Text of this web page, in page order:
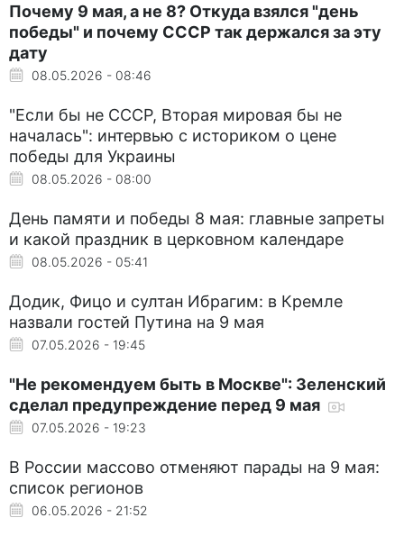
Почему 9 мая, а не 8? Откуда взялся "день
победы" и почему СССР так держался за эту
дату
08.05.2026 - 08:46
"Если бы не СССР, Вторая мировая бы не
началась": интервью с историком о цене
победы для Украины
08.05.2026 - 08:00
День памяти и победы 8 мая: главные запреты
и какой праздник в церковном календаре
08.05.2026 - 05:41
Додик, Фицо и султан Ибрагим: в Кремле
назвали гостей Путина на 9 мая
07.05.2026 - 19:45
"Не рекомендуем быть в Москве": Зеленский
сделал предупреждение перед 9 мая
07.05.2026 - 19:23
В России массово отменяют парады на 9 мая:
список регионов
06.05.2026 - 21:52